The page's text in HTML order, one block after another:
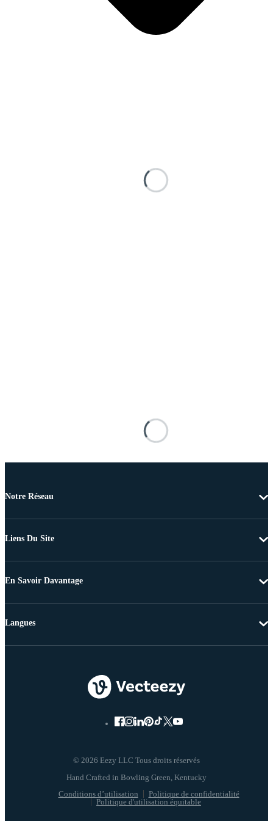
Notre Réseau
Liens Du Site
En Savoir Davantage
© 2026 Eezy LLC Tous droits réservés
Conditions d’utilisation
Politique de confidentialité
Politique d'utilisation équitable
Langues